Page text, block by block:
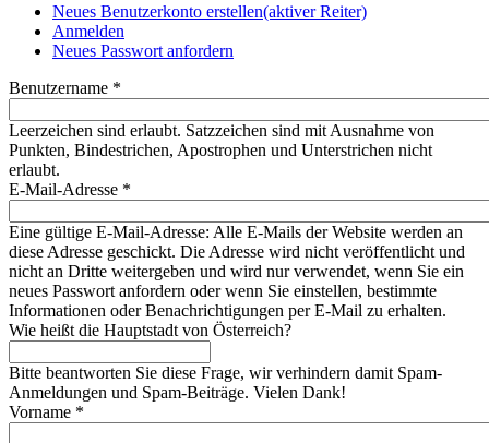
Neues Benutzerkonto erstellen(aktiver Reiter)
Anmelden
Neues Passwort anfordern
Benutzername *
Leerzeichen sind erlaubt. Satzzeichen sind mit Ausnahme von
Punkten, Bindestrichen, Apostrophen und Unterstrichen nicht
erlaubt.
E-Mail-Adresse *
Eine gültige E-Mail-Adresse: Alle E-Mails der Website werden an
diese Adresse geschickt. Die Adresse wird nicht veröffentlicht und
nicht an Dritte weitergeben und wird nur verwendet, wenn Sie ein
neues Passwort anfordern oder wenn Sie einstellen, bestimmte
Informationen oder Benachrichtigungen per E-Mail zu erhalten.
Wie heißt die Hauptstadt von Österreich?
Bitte beantworten Sie diese Frage, wir verhindern damit Spam-
Anmeldungen und Spam-Beiträge. Vielen Dank!
Vorname *